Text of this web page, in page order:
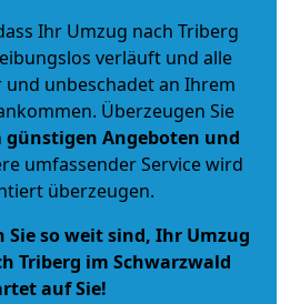
Ihr Umzug nach Triberg
verläuft und alle
und unbeschadet an Ihrem
Überzeugen Sie
günstigen Angeboten und
umfassender Service wird
überzeugen.
Sie so weit sind, Ihr Umzug
Triberg im Schwarzwald
auf Sie!